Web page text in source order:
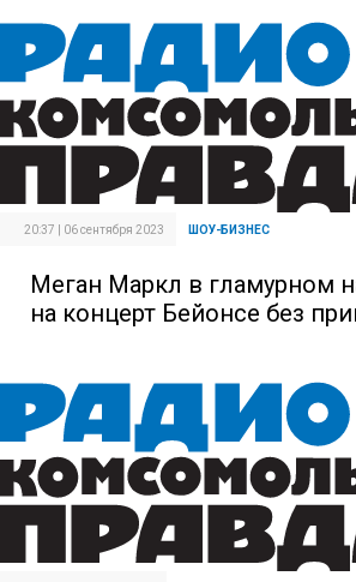
20:37 | 06 сентября 2023 ШОУ-БИЗНЕС
Меган Маркл в гламурном
на концерт Бейонсе без